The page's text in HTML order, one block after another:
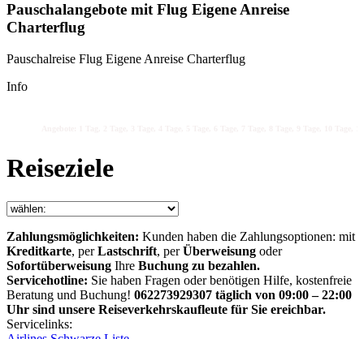
Pauschalangebote mit Flug Eigene Anreise
Charterflug
Pauschalreise Flug Eigene Anreise Charterflug
Info
Reiseziele
Zahlungsmöglichkeiten: Kunden haben die Zahlungsoptionen: mit
Kreditkarte, perLastschrift, perÜberweisung oder
Sofortüberweisung Ihre Buchung zu bezahlen.
Servicehotline: Sie haben Fragen oder benötigen Hilfe, kostenfreie
Beratung und Buchung! 062273929307 täglich von 09:00 – 22:00
Uhr sind unsere Reiseverkehrskaufleute für Sie ereichbar.
Servicelinks: